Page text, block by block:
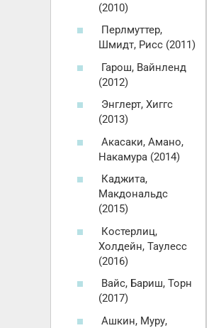
(2010)
Перлмуттер,
Шмидт, Рисс (2011)
Гарош, Вайнленд
(2012)
Энглерт, Хиггс
(2013)
Акасаки, Амано,
Накамура (2014)
Каджита,
Макдональдс
(2015)
Костерлиц,
Холдейн, Таулесс
(2016)
Вайс, Бариш, Торн
(2017)
Ашкин, Муру,